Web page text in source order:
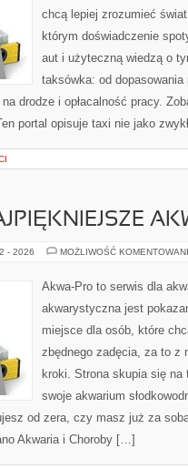
chcą lepiej zrozumieć
którym doświadczenie
aut i użyteczną wiedzą o
taksówka: od dopasowania
drodze i opłacalność pracy.
portal opisuje taxi nie jako
- 2026 MOŻLIWOŚĆ
Akwa-Pro to serwis dla
akwarystyczna jest
miejsce dla osób, które
zbędnego zadęcia, za to z
kroki. Strona skupia się na
swoje akwarium
od zera, czy masz już za
Akwaria i Choroby […]